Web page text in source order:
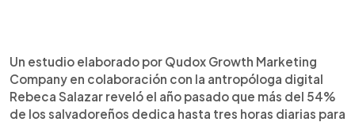
Escuchar artículo
Un estudio elaborado por Qudox Growth Marketing
Company en colaboración con la antropóloga digital
Rebeca Salazar reveló el año pasado que más del 54%
de los salvadoreños dedica hasta tres horas diarias para